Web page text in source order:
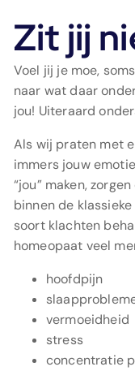
Zit jij
Voel jij je moe,
naar wat daar
jou! Uiteraard
Als wij praten met
immers jouw
“jou” maken,
binnen de
soort klachten
homeopaat veel
hoofdpijn
vermoeidheid
stress
concentratie